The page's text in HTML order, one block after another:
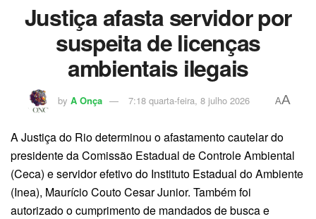
Justiça afasta servidor por
suspeita de licenças
ambientais ilegais
by A Onça 7:18 quarta-feira, 8 julho 2026 AA
A Justiça do Rio determinou o afastamento cautelar do
presidente da Comissão Estadual de Controle Ambiental
(Ceca) e servidor efetivo do Instituto Estadual do Ambiente
(Inea), Maurício Couto Cesar Junior. Também foi
autorizado o cumprimento de mandados de busca e